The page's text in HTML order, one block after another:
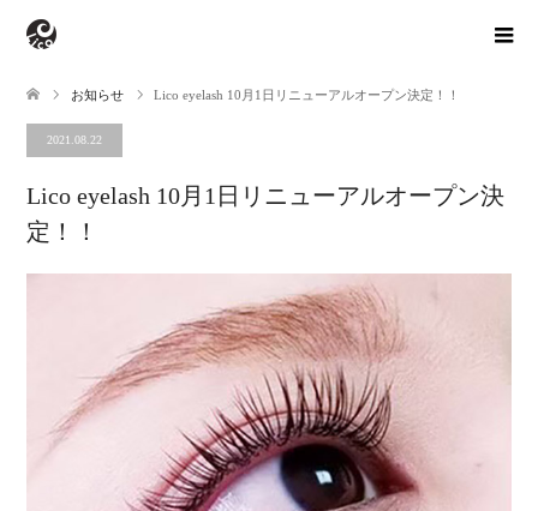
お知らせ Lico eyelash 10月1日リニューアルオープン決定！！
2021.08.22
Lico eyelash 10月1日リニューアルオープン決
定！！